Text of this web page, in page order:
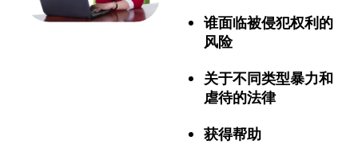
谁面临被侵犯权利的
风险
关于不同类型暴力和
虐待的法律
获得帮助